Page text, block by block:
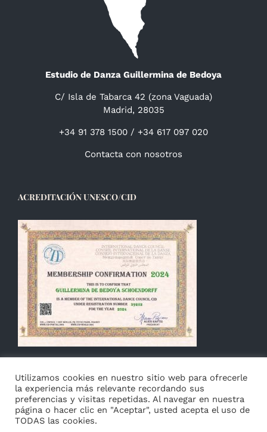
Estudio de Danza Guillermina de Bedoya
C/ Isla de Tabarca 42 (zona Vaguada)
Madrid, 28035
+34 91 378 1500 / +34 617 097 020
Contacta con nosotros
ACREDITACIÓN UNESCO/CID
© Copyright 2014 -
Utilizamos cookies en nuestro sitio web para ofrecerle
la experiencia más relevante recordando sus
preferencias y visitas repetidas. Al navegar en nuestra
página o hacer clic en "Aceptar", usted acepta el uso de
TODAS las cookies.